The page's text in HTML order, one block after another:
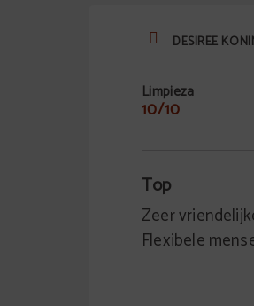
DESIREE
Limpieza
10/10
Top
Zeer
Flexibele